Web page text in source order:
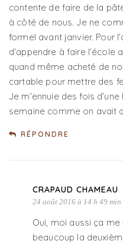
contente de faire de la
à côté de nous. Je ne
formel avant janvier. Pour
d’appendre à faire l’école
quand même acheté de
cartable pour mettre des
Je m’ennuie des fois
semaine comme on avait
RÉPONDRE
CRAPAUD CHAMEAU
24 août 2016 à 14 h 49 min
Oui, moi aussi ça me
beaucoup la